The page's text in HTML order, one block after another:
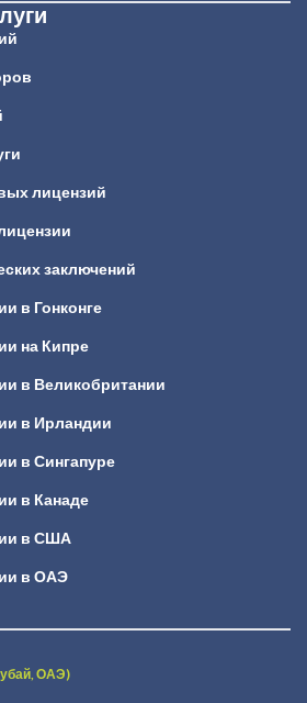
лицензий
заключений
в Гонконге
на Кипре
в Великобритании
в Ирландии
в Сингапуре
в Канаде
в США
в ОАЭ
ОАЭ)